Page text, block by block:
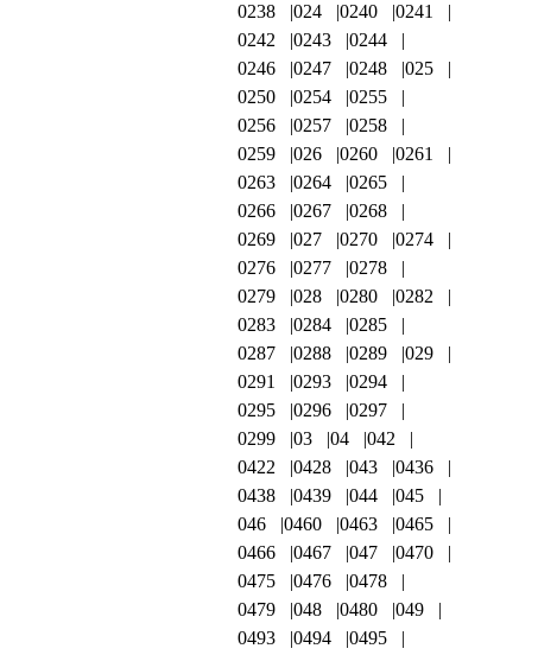
0238
024 0240
0241
0242
0243
0244
0246
0247 0248
025
0250
0254
0255
0256
0257
0258
0259
026 0260
0261
0263
0264
0265
0266
0267
0268
0269
027 0270
0274
0276
0277
0278
0279
028 0280
0282
0283
0284
0285
0287
0288 0289
029
0291
0293
0294
0295
0296
0297
0299
03 04
042
0422
0428 043
0436
0438
0439 044
045
046
0460 0463
0465
0466
0467 047
0470
0475
0476
0478
0479
048 0480
049
0493
0494
0495